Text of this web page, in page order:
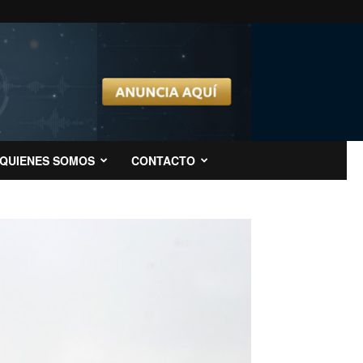
QUIENES SOMOS CONTACTO